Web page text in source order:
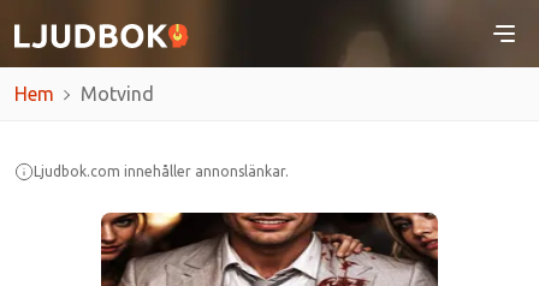
Hem Motvind
Ljudbok.com innehåller annonslänkar.